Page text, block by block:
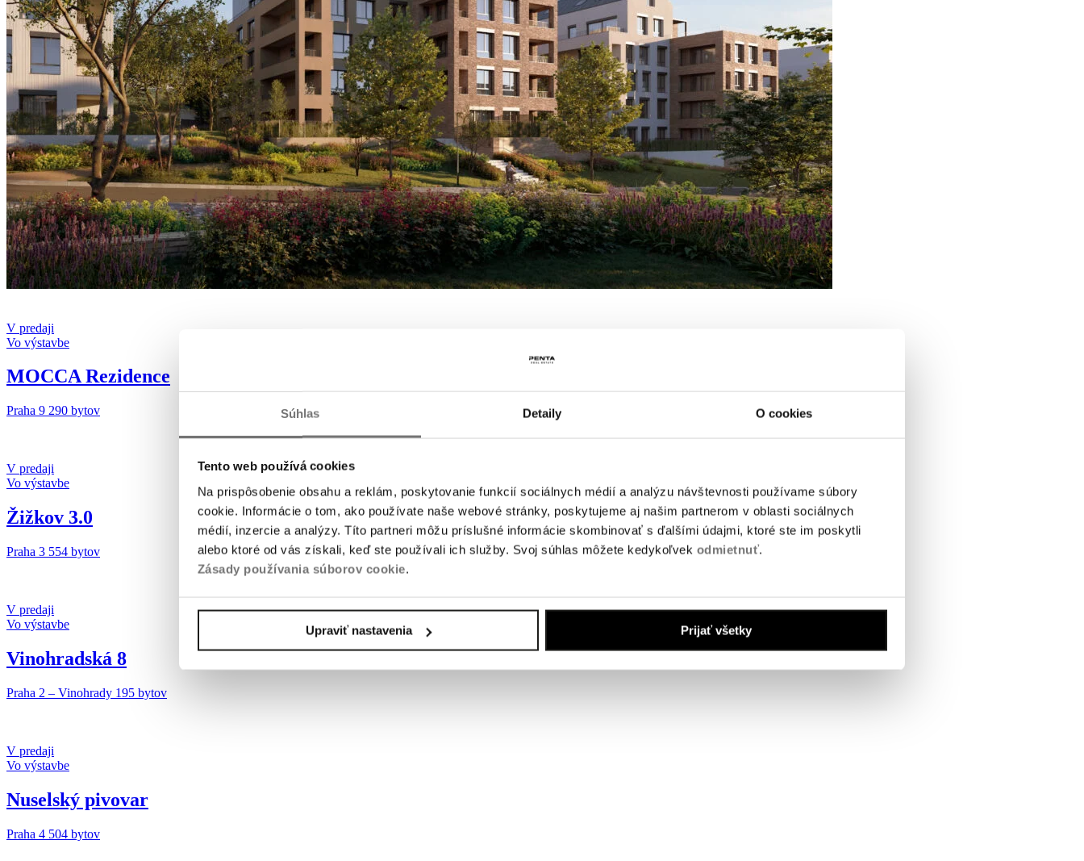
Súhlas Detaily O cookies
Tento web používá cookies
Na prispôsobenie obsahu a reklám, poskytovanie funkcií sociálnych médií a analýzu návštevnosti používame súbory
cookie. Informácie o tom, ako používate naše webové stránky, poskytujeme aj našim partnerom v oblasti sociálnych
médií, inzercie a analýzy. Títo partneri môžu príslušné informácie skombinovať s ďalšími údajmi, ktoré ste im poskytli
alebo ktoré od vás získali, keď ste používali ich služby. Svoj súhlas môžete kedykoľvek odmietnuť.
Zásady používania súborov cookie.
Upraviť nastavenia Prijať všetky
V predaji
Vo výstavbe
MOCCA Rezidence
Praha 9 290 bytov
V predaji
Vo výstavbe
Žižkov 3.0
Praha 3 554 bytov
V predaji
Vo výstavbe
Vinohradská 8
Praha 2 – Vinohrady 195 bytov
V predaji
Vo výstavbe
Nuselský pivovar
Praha 4 504 bytov